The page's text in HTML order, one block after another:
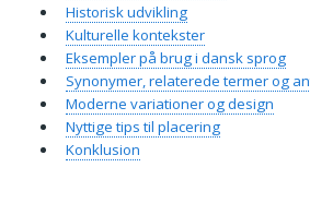
Historisk udvikling
Kulturelle kontekster
Eksempler på brug i dansk sprog
Synonymer, relaterede termer og
Moderne variationer og design
Nyttige tips til placering
Konklusion